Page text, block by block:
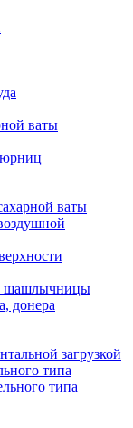
ваты
ваты
шашлычницы
донера
загрузкой
типа
типа